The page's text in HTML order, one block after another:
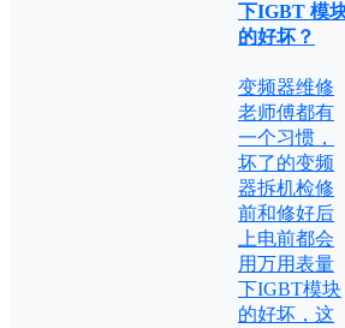
下IGBT 模
的好坏？
变频器维修
老师傅都有
一个习惯，
坏了的变频
器拆机检修
前和修好后
上电前都会
用万用表量
下IGBT模块
的好坏，这